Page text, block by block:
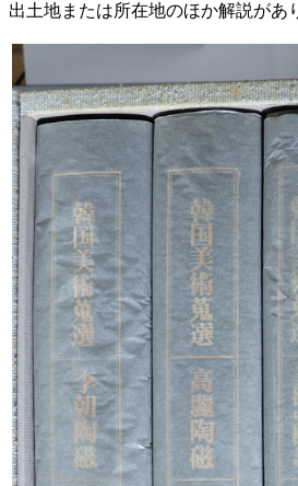
出土地または所在地のほか解説があ